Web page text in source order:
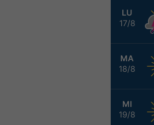
LU
17/8
MA
18/8
MI
19/8